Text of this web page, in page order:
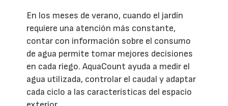
En los meses de verano, cuando el jardín
requiere una atención más constante,
contar con información sobre el consumo
de agua permite tomar mejores decisiones
en cada riego. AquaCount ayuda a medir el
agua utilizada, controlar el caudal y adaptar
cada ciclo a las características del espacio